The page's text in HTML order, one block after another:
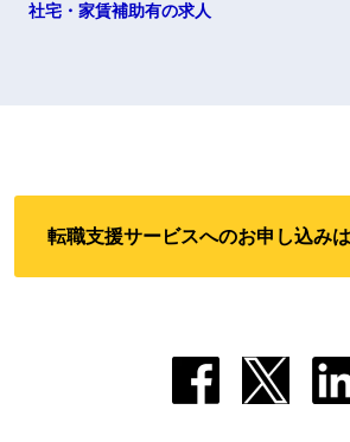
社宅・家賃補助有の求人
転職支援サービスへのお申し込み